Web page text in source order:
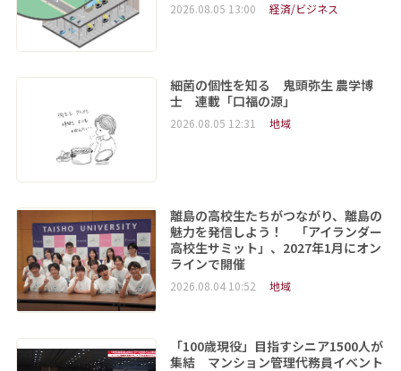
2026.08.05 13:00 経済/ビジネス
細菌の個性を知る 鬼頭弥生 農学博
士 連載「口福の源」
2026.08.05 12:31 地域
離島の高校生たちがつながり、離島の
魅力を発信しよう！ 「アイランダー
高校生サミット」、2027年1月にオン
ラインで開催
2026.08.04 10:52 地域
「100歳現役」目指すシニア1500人が
集結 マンション管理代務員イベント